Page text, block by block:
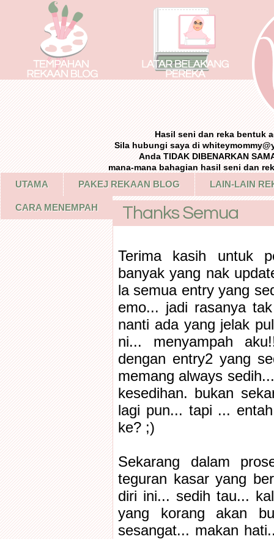
Hasil seni dan reka bentuk
Sila hubungi saya di
Anda TIDAK DIBENARKAN
mana-mana bahagian hasil seni dan
UTAMA PAKEJ REKAAN BLOG LAIN-LAIN
CARA MENEMPAH Thanks Semua
Terima kasih untuk
banyak yang nak
la semua entry yang
emo... jadi rasanya
nanti ada yang jelak
ni... menyampah
dengan entry2 yang
memang always
kesedihan. bukan
lagi pun... tapi ...
ke? ;)
Sekarang dalam
teguran kasar yang
diri ini... sedih tau...
yang korang akan
sesangat... makan